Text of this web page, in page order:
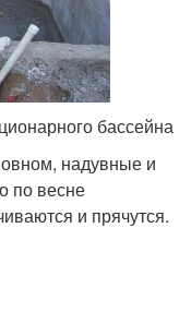
бассейна
надувные и
по весне
и прячутся.